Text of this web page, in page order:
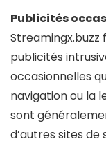
Publicités
Streamingx.buzz
publicités
occasionnelles
navigation ou la
sont
d’autres sites